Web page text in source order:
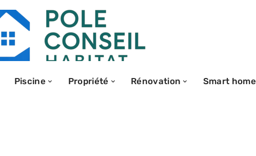
Piscine Propriété Rénovation Smart home